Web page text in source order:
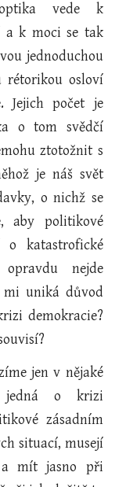
vede k
a k moci se tak
jednoduchou
rétorikou osloví
Jejich počet je
o tom svědčí
ztotožnit s
je náš svět
o nichž se
aby politikové
katastrofické
nejde
mi uniká důvod
demokracie?
jen v nějaké
jedná o krizi
zásadním
situací, musejí
a mít jasno při